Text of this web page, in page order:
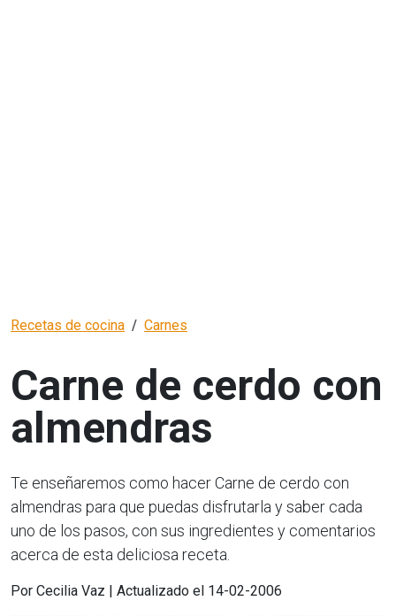
Recetas de cocina Carnes
Carne de cerdo con
almendras
Te enseñaremos como hacer Carne de cerdo con
almendras para que puedas disfrutarla y saber cada
uno de los pasos, con sus ingredientes y comentarios
acerca de esta deliciosa receta.
Por Cecilia Vaz | Actualizado el 14-02-2006